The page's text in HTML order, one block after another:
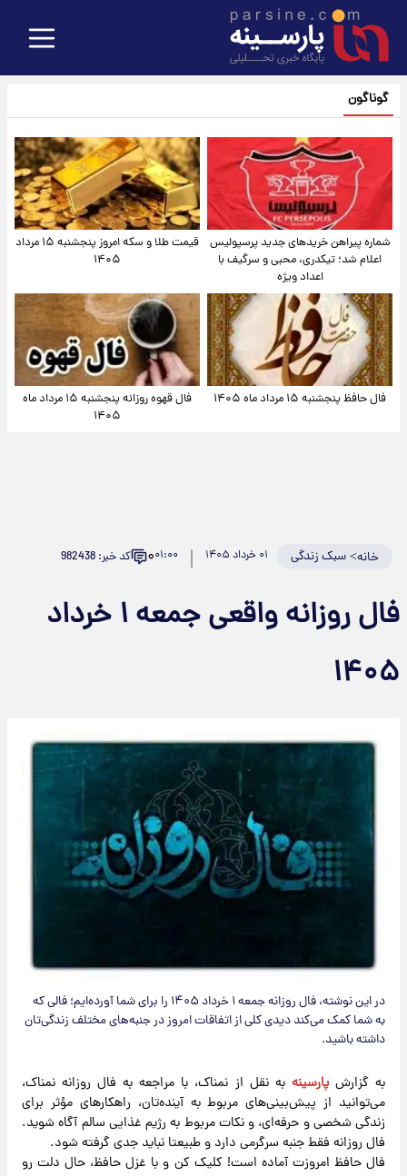
گوناگون
شماره پیراهن خریدهای جدید پرسپولیس
اعلام شد؛ تیکدری، محبی و سرگیف با
اعداد ویژه
قیمت طلا و سکه امروز پنجشنبه ۱۵ مرداد
۱۴۰۵
فال حافظ پنجشنبه ۱۵ مرداد ماه ۱۴۰۵
فال قهوه روزانه پنجشنبه ۱۵ مرداد ماه
۱۴۰۵
خانه>سبک زندگی ۰۱ خرداد ۱۴۰۵ ۰۱:۰۰۰ کد خبر: 982438
فال روزانه واقعی جمعه ۱ خرداد
۱۴۰۵
در این نوشته، فال روزانه جمعه ۱ خرداد ۱۴۰۵ را برای شما آورده‌ایم؛ فالی که
به شما کمک می‌کند دیدی کلی از اتفاقات امروز در جنبه‌های مختلف زندگی‌تان
داشته باشید.
به گزارش پارسینه به نقل از نمناک، با مراجعه به فال روزانه نمناک،
می‌توانید از پیش‌بینی‌های مربوط به آینده‌تان، راهکارهای مؤثر برای
زندگی شخصی و حرفه‌ای، و نکات مربوط به رژیم غذایی سالم آگاه شوید.
فال روزانه فقط جنبه سرگرمی دارد و طبیعتا نباید جدی گرفته شود.
فال حافظ امروزت آماده است! کلیک کن و با غزل حافظ، حال دلت رو